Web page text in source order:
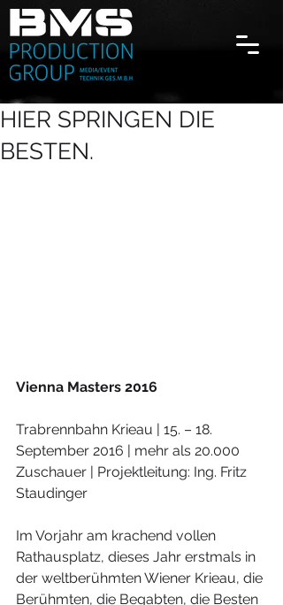
HIER SPRINGEN DIE
BESTEN.
Vienna Masters 2016
Trabrennbahn Krieau | 15. – 18.
September 2016 | mehr als 20.000
Zuschauer | Projektleitung: Ing. Fritz
Staudinger
Im Vorjahr am krachend vollen
Rathausplatz, dieses Jahr erstmals in
der weltberühmten Wiener Krieau, die
Berühmten, die Begabten, die Besten